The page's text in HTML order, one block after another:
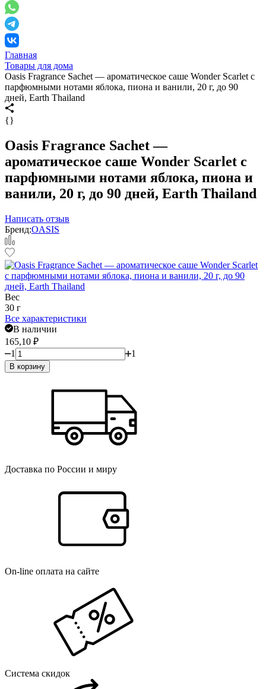
Главная
Товары для дома
Oasis Fragrance Sachet — ароматическое саше Wonder Scarlet с
парфюмными нотами яблока, пиона и ванили, 20 г, до 90
дней, Earth Thailand
{}
Oasis Fragrance Sachet —
ароматическое саше Wonder Scarlet с
парфюмными нотами яблока, пиона и
ванили, 20 г, до 90 дней, Earth Thailand
Написать отзыв
Бренд:OASIS
Вес
30 г
Все характеристики
В наличии
165,10 ₽
1
1
В корзину
Доставка по России и миру
On-line оплата на сайте
Система скидок